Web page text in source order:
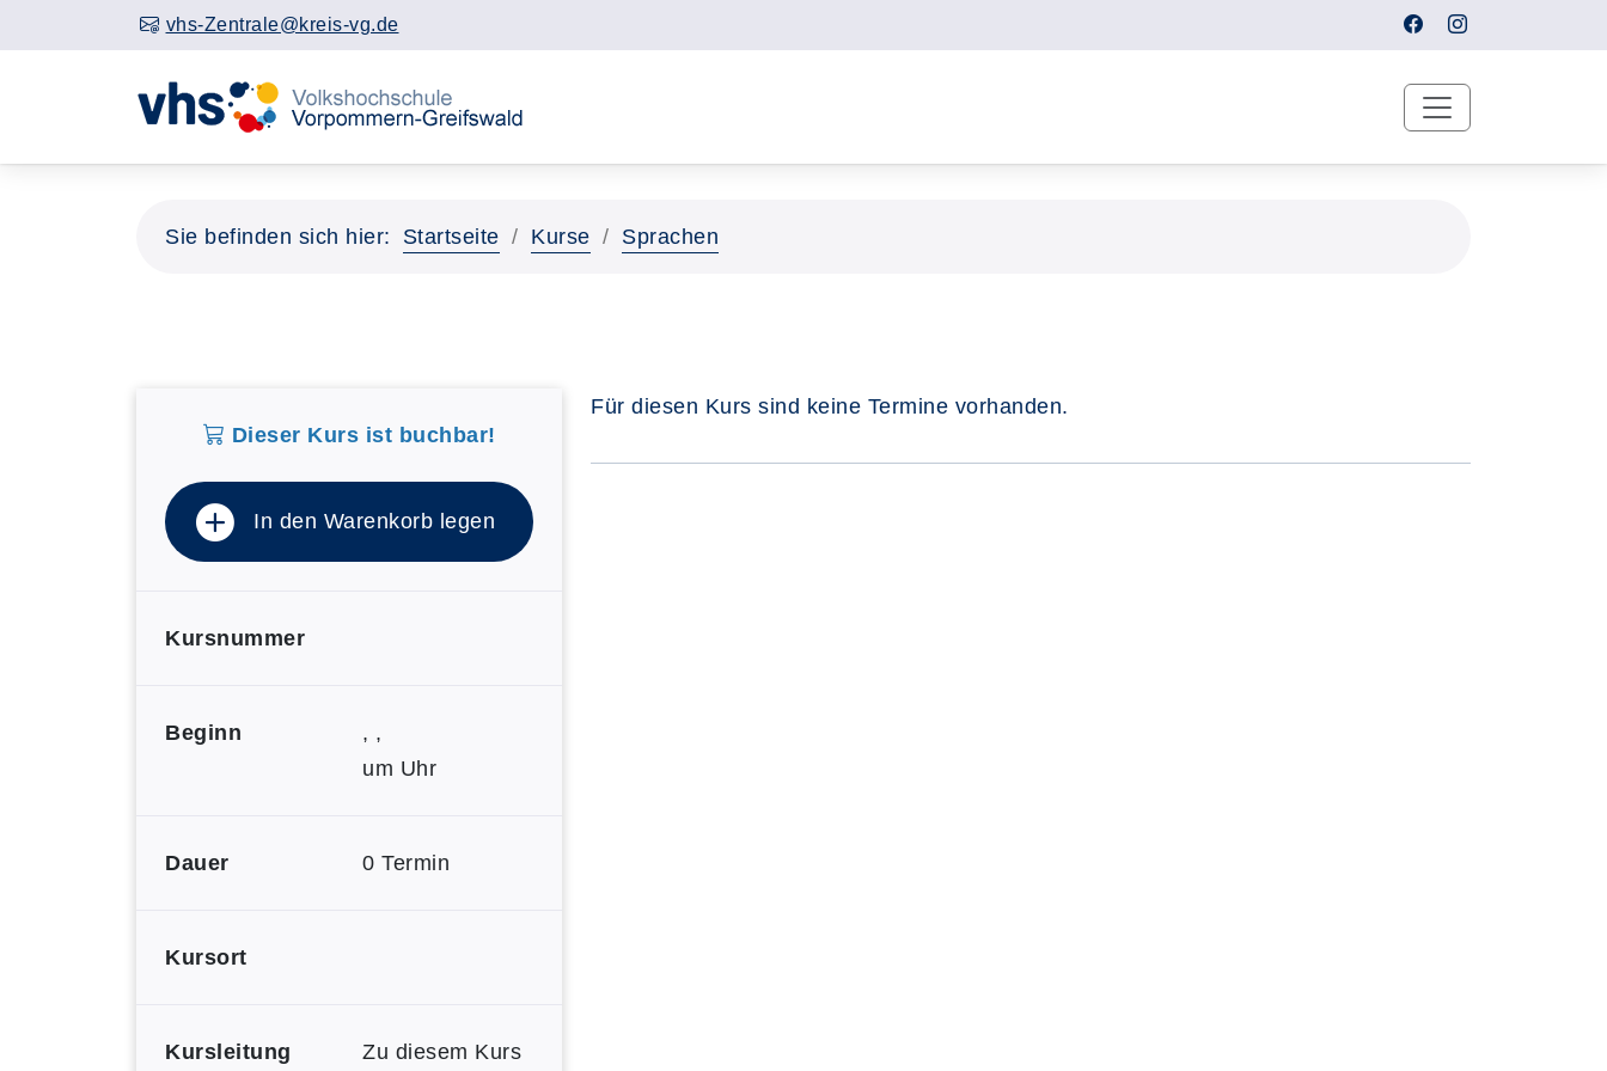
vhs-Zentrale@kreis-vg.de
Sie befinden sich hier: Startseite Kurse Sprachen
Dieser Kurs ist buchbar!
In den Warenkorb legen
Kursnummer
Beginn
, ,
um Uhr
Dauer 0 Termin
Kursort
Kursleitung Zu diesem Kurs
Für diesen Kurs sind keine Termine vorhanden.